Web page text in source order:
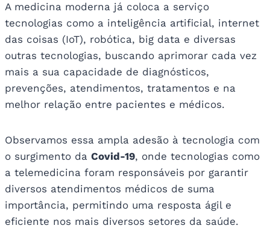
A medicina moderna já coloca a serviço
tecnologias como a inteligência artificial, internet
das coisas (IoT), robótica, big data e diversas
outras tecnologias, buscando aprimorar cada vez
mais a sua capacidade de diagnósticos,
prevenções, atendimentos, tratamentos e na
melhor relação entre pacientes e médicos.
Observamos essa ampla adesão à tecnologia com
o surgimento da Covid-19, onde tecnologias como
a telemedicina foram responsáveis por garantir
diversos atendimentos médicos de suma
importância, permitindo uma resposta ágil e
eficiente nos mais diversos setores da saúde.